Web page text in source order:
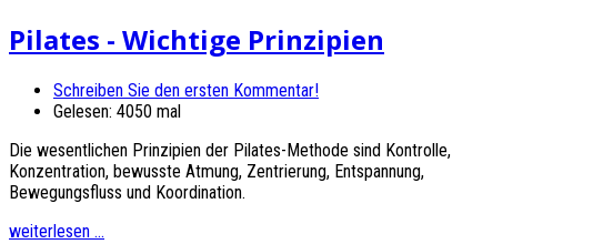
Pilates - Wichtige Prinzipien
Schreiben Sie den ersten Kommentar!
Gelesen: 4050 mal
Die wesentlichen Prinzipien der Pilates-Methode sind Kontrolle,
Konzentration, bewusste Atmung, Zentrierung, Entspannung,
Bewegungsfluss und Koordination.
weiterlesen ...